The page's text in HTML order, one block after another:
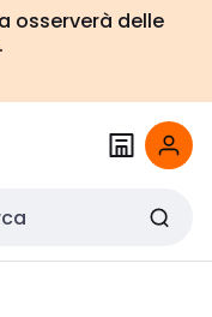
osserverà delle